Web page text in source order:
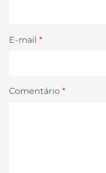
E-mail *
Comentário *